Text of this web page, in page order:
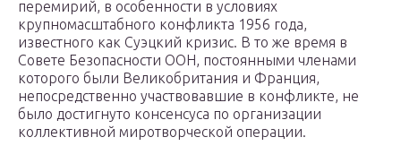
перемирий, в особенности в условиях
крупномасштабного конфликта 1956 года,
известного как Суэцкий кризис. В то же время в
Совете Безопасности ООН, постоянными членами
которого были Великобритания и Франция,
непосредственно участвовавшие в конфликте, не
было достигнуто консенсуса по организации
коллективной миротворческой операции.